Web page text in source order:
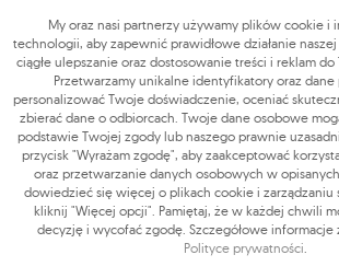
My oraz nasi partnerzy używamy plików cookie i
technologii, aby zapewnić prawidłowe działanie
ciągłe ulepszanie oraz dostosowanie treści i reklam
Przetwarzamy unikalne identyfikatory oraz dane
personalizować Twoje doświadczenie, oceniać
zbierać dane o odbiorcach. Twoje dane osobowe
podstawie Twojej zgody lub naszego prawnie
przycisk "Wyrażam zgodę", aby zaakceptować
oraz przetwarzanie danych osobowych w
dowiedzieć się więcej o plikach cookie i zarządzaniu
kliknij "Więcej opcji". Pamiętaj, że w każdej chwili
decyzję i wycofać zgodę. Szczegółowe informacje
Polityce prywatności.